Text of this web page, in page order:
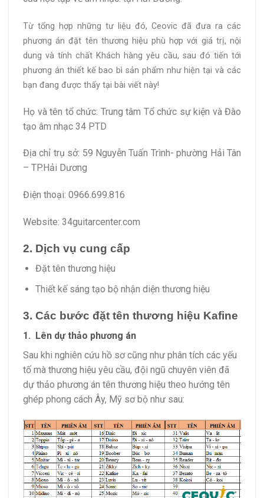
Từ tổng hợp những tư liệu đó, Ceovic đã đưa ra các
phương án đặt tên thương hiệu phù hợp với giá trị, nội
dung và tính chất Khách hàng yêu cầu, sau đó tiến tới
phương án thiết kế bao bì sản phẩm như hiện tại và các
bạn đang được thấy tại bài viết này!
Họ và tên tổ chức: Trung tâm Tổ chức sự kiện và Đào
tạo âm nhạc 34 PTD
Địa chỉ trụ sở: 59 Nguyễn Tuấn Trình- phường Hải Tân
– TP.Hải Dương
Điện thoại: 0966.699.816
Website: 34guitarcenter.com
2. Dịch vụ cung cấp
Đặt tên thương hiệu
Thiết kế sáng tạo bộ nhận diện thương hiệu
3. Các bước đặt tên thương hiệu Kafine
1. Lên dự thảo phương án
Sau khi nghiên cứu hồ sơ cũng như phân tích các yếu
tố mà thương hiệu yêu cầu, đội ngũ chuyên viên đã
dự thảo phương án tên thương hiệu theo hướng tên
ghép phong cách Ây, Mỹ sơ bộ như sau: